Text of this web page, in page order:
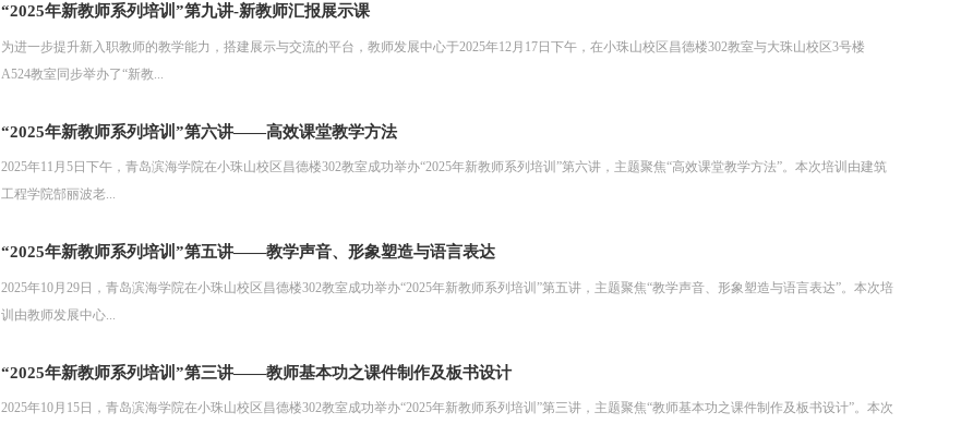
“2025年新教师系列培训”第九讲-新教师汇报展示课
为进一步提升新入职教师的教学能力，搭建展示与交流的平台，教师发展中心于2025年12月17日下午，在小珠山校区昌德楼302教室与大珠山校区3号楼
A524教室同步举办了“新教...
“2025年新教师系列培训”第六讲——高效课堂教学方法
2025年11月5日下午，青岛滨海学院在小珠山校区昌德楼302教室成功举办“2025年新教师系列培训”第六讲，主题聚焦“高效课堂教学方法”。本次培训由建筑
工程学院郜丽波老...
“2025年新教师系列培训”第五讲——教学声音、形象塑造与语言表达
2025年10月29日，青岛滨海学院在小珠山校区昌德楼302教室成功举办“2025年新教师系列培训”第五讲，主题聚焦“教学声音、形象塑造与语言表达”。本次培
训由教师发展中心...
“2025年新教师系列培训”第三讲——教师基本功之课件制作及板书设计
2025年10月15日，青岛滨海学院在小珠山校区昌德楼302教室成功举办“2025年新教师系列培训”第三讲，主题聚焦“教师基本功之课件制作及板书设计”。本次